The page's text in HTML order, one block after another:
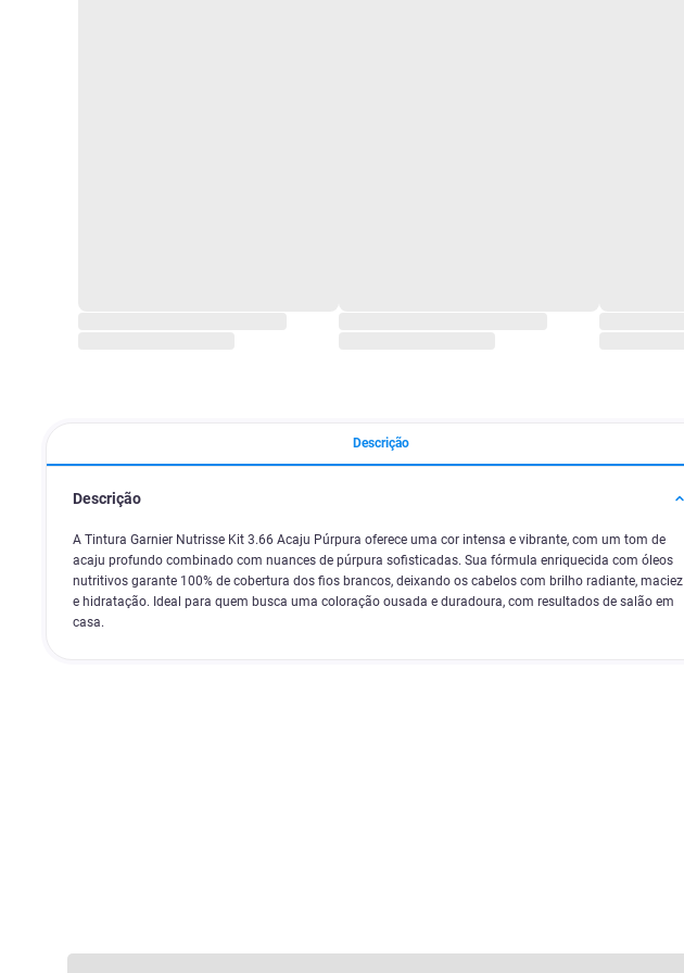
Descrição
Descrição
A Tintura Garnier Nutrisse Kit 3.66 Acaju Púrpura oferece uma cor intensa e vibrante, com um tom de
acaju profundo combinado com nuances de púrpura sofisticadas. Sua fórmula enriquecida com óleos
nutritivos garante 100% de cobertura dos fios brancos, deixando os cabelos com brilho radiante, maciez
e hidratação. Ideal para quem busca uma coloração ousada e duradoura, com resultados de salão em
casa.